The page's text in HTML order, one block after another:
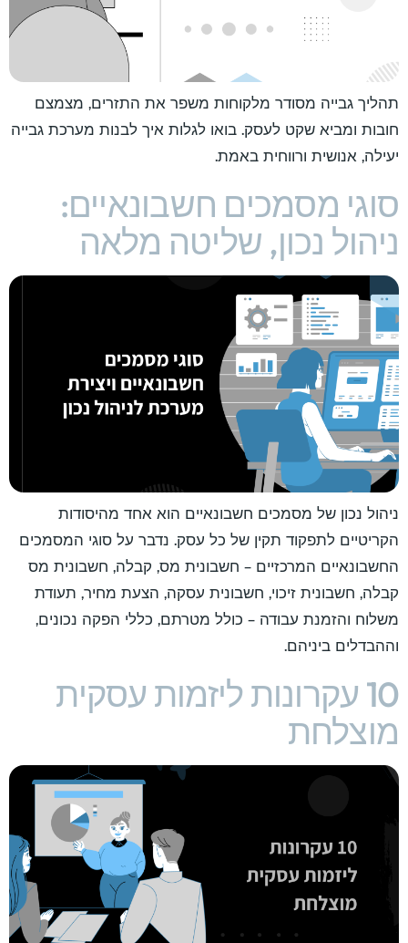
תהליך גבייה מסודר מלקוחות משפר את התזרים, מצמצם
חובות ומביא שקט לעסק. בואו לגלות איך לבנות מערכת גבייה
יעילה, אנושית ורווחית באמת.
סוגי מסמכים חשבונאיים:
ניהול נכון, שליטה מלאה
ניהול נכון של מסמכים חשבונאיים הוא אחד מהיסודות
הקריטיים לתפקוד תקין של כל עסק. נדבר על סוגי המסמכים
החשבונאיים המרכזיים – חשבונית מס, קבלה, חשבונית מס
קבלה, חשבונית זיכוי, חשבונית עסקה, הצעת מחיר, תעודת
משלוח והזמנת עבודה – כולל מטרתם, כללי הפקה נכונים,
וההבדלים ביניהם.
10 עקרונות ליזמות עסקית
מוצלחת